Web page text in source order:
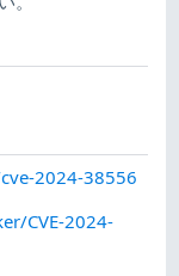
2024-38556
CVE-2024-